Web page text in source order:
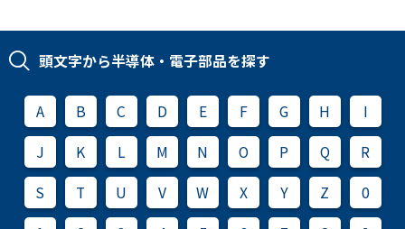
頭文字から半導体・電子部品を探す
A B C D E F G H
I
J
K L M N O P Q
R
S
T U V W X Y Z
0